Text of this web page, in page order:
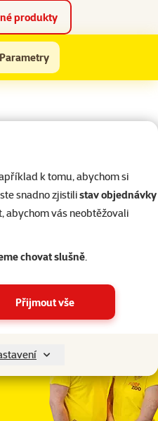
k tomu, abychom si
snadno zjistilistav objednávky
abychom vás neobtěžovali
chovat slušně.
Přijmout vše
produkty
Parametry
poradna
poradit?
je tady pro vás